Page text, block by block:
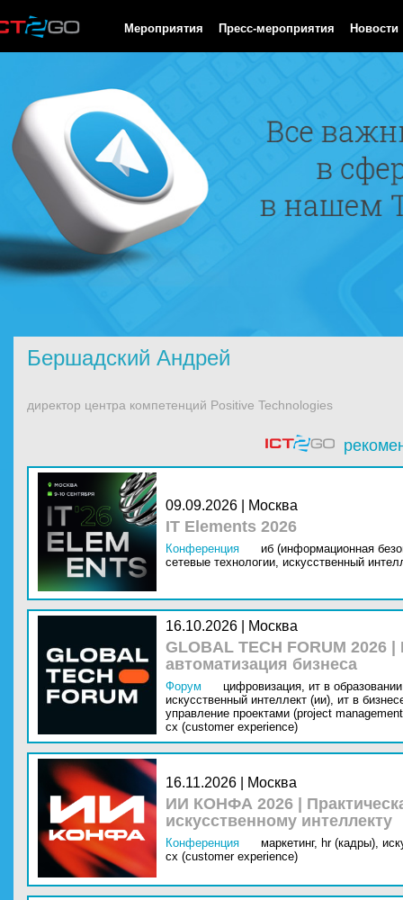
Мероприятия Пресс-мероприятия Новости
Бершадский Андрей
директор центра компетенций Positive Technologies
09.09.2026 | Москва
IT Elements 2026
Конференция
иб (информационная
сетевые технологии, искусственный
16.10.2026 | Москва
GLOBAL TECH FORUM
автоматизация бизнеса
Форум цифровизация, ит в
искусственный интеллект (ии), ит в
управление проектами (project
cx (customer experience)
16.11.2026 | Москва
ИИ КОНФА 2026 |
искусственному интеллекту
Конференция маркетинг, hr (кадры),
cx (customer experience)